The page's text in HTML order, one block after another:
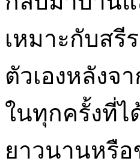
เหมาะกับสรี
ตัวเองหลังจ
ในทุกครั้งที่ไ
ยาวนานหรือ